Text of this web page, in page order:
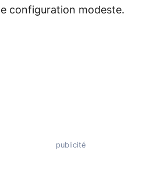
configuration modeste.